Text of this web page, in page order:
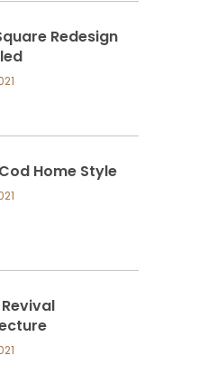
Redesign
Home Style